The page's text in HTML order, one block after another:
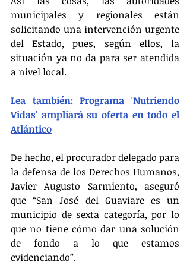
municipales y regionales están
solicitando una intervención urgente
del Estado, pues, según ellos, la
situación ya no da para ser atendida
a nivel local.
Lea también: Programa 'Nutriendo
Vidas' ampliará su oferta en todo el
Atlántico
De hecho, el procurador delegado para
la defensa de los Derechos Humanos,
Javier Augusto Sarmiento, aseguró
que “San José del Guaviare es un
municipio de sexta categoría, por lo
que no tiene cómo dar una solución
de fondo a lo que estamos
evidenciando”.